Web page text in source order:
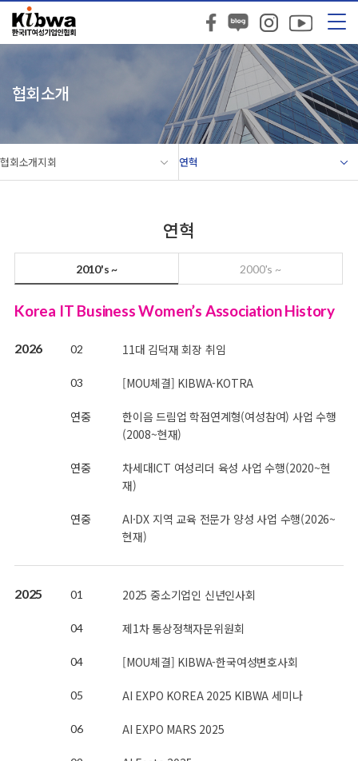
협회소개
협회소개지회 연혁
연혁
2010's ~ 2000's ~
Korea IT Business Women’s Association History
2026 02 11대 김덕재 회장 취임
03 [MOU체결] KIBWA-KOTRA
연중
한이음 드림업 학점연계형(여성참여) 사업 수행
(2008~현재)
연중
차세대ICT 여성리더 육성 사업 수행(2020~현
재)
연중
AI·DX 지역 교육 전문가 양성 사업 수행(2026~
현재)
2025 01 2025 중소기업인 신년인사회
04 제1차 통상정책자문위원회
04 [MOU체결] KIBWA-한국여성변호사회
05 AI EXPO KOREA 2025 KIBWA 세미나
06 AI EXPO MARS 2025